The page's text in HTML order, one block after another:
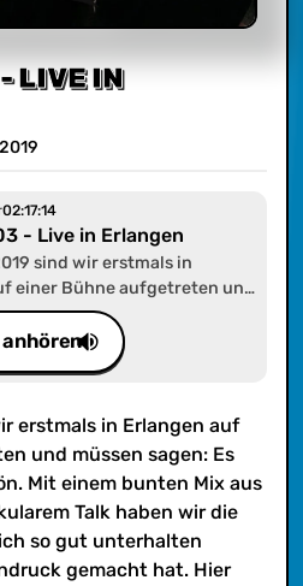
LIVE IN
2019
02:17:14
- Live in Erlangen
sind wir erstmals in
einer Bühne aufgetreten und
Es war ausnehmend schön.
Mix aus Spielen, News
Talk haben wir die
wie es den Eindruck
Viel Spaß!
erstmals in Erlangen auf
und müssen sagen: Es
Mit einem bunten Mix aus
Talk haben wir die
so gut unterhalten
gemacht hat. Hier